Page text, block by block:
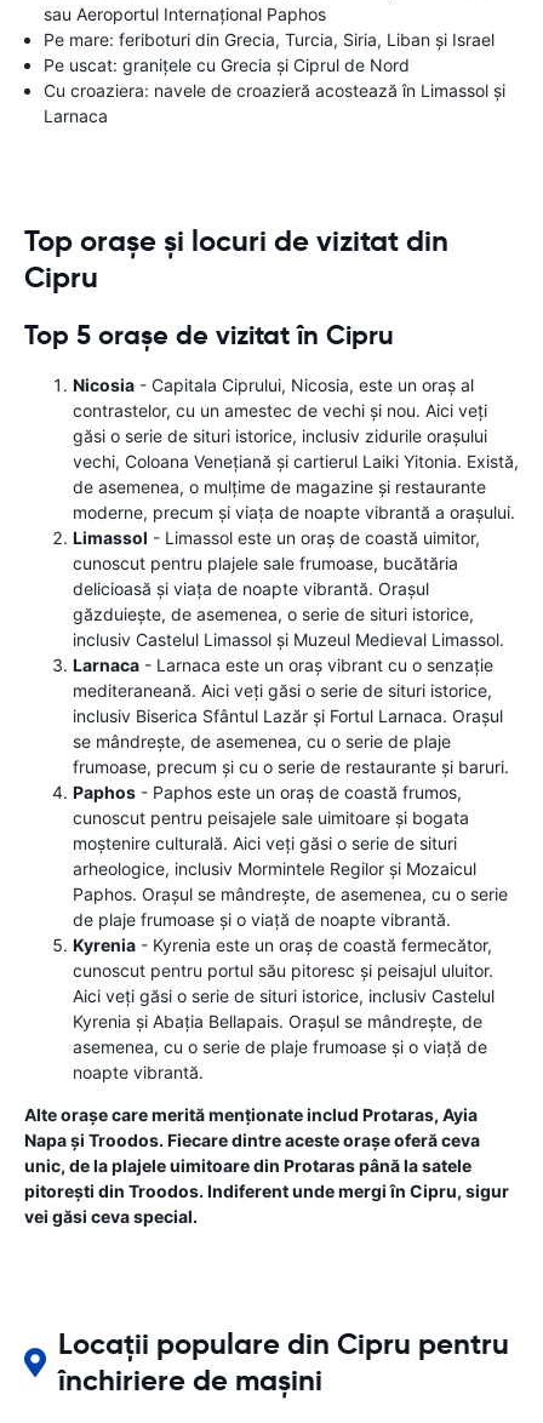
sau Aeroportul Internațional Paphos
Pe mare: feriboturi din Grecia, Turcia, Siria, Liban și Israel
Pe uscat: granițele cu Grecia și Ciprul de Nord
Cu croaziera: navele de croazieră acostează în Limassol și
Larnaca
Top orașe și locuri de vizitat din
Cipru
Top 5 orașe de vizitat în Cipru
Nicosia - Capitala Ciprului, Nicosia, este un oraș al
contrastelor, cu un amestec de vechi și nou. Aici veți
găsi o serie de situri istorice, inclusiv zidurile orașului
vechi, Coloana Venețiană și cartierul Laiki Yitonia. Există,
de asemenea, o mulțime de magazine și restaurante
moderne, precum și viața de noapte vibrantă a orașului.
Limassol - Limassol este un oraș de coastă uimitor,
cunoscut pentru plajele sale frumoase, bucătăria
delicioasă și viața de noapte vibrantă. Orașul
găzduiește, de asemenea, o serie de situri istorice,
inclusiv Castelul Limassol și Muzeul Medieval Limassol.
Larnaca - Larnaca este un oraș vibrant cu o senzație
mediteraneană. Aici veți găsi o serie de situri istorice,
inclusiv Biserica Sfântul Lazăr și Fortul Larnaca. Orașul
se mândrește, de asemenea, cu o serie de plaje
frumoase, precum și cu o serie de restaurante și baruri.
Paphos - Paphos este un oraș de coastă frumos,
cunoscut pentru peisajele sale uimitoare și bogata
moștenire culturală. Aici veți găsi o serie de situri
arheologice, inclusiv Mormintele Regilor și Mozaicul
Paphos. Orașul se mândrește, de asemenea, cu o serie
de plaje frumoase și o viață de noapte vibrantă.
Kyrenia - Kyrenia este un oraș de coastă fermecător,
cunoscut pentru portul său pitoresc și peisajul uluitor.
Aici veți găsi o serie de situri istorice, inclusiv Castelul
Kyrenia și Abația Bellapais. Orașul se mândrește, de
asemenea, cu o serie de plaje frumoase și o viață de
noapte vibrantă.
Alte orașe care merită menționate includ Protaras, Ayia
Napa și Troodos. Fiecare dintre aceste orașe oferă ceva
unic, de la plajele uimitoare din Protaras până la satele
pitorești din Troodos. Indiferent unde mergi în Cipru, sigur
vei găsi ceva special.
Locații populare din Cipru pentru
închiriere de mașini